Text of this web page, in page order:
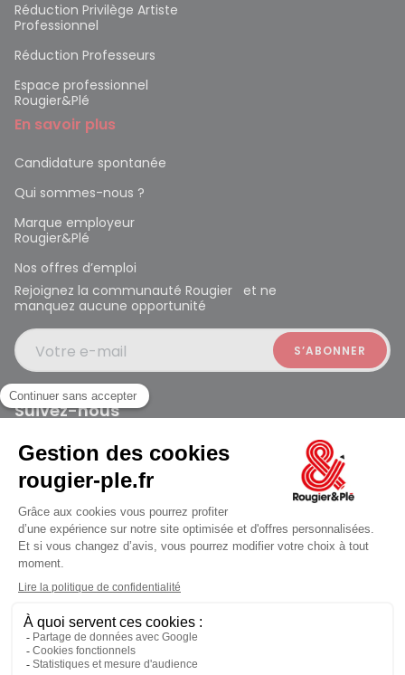
ouvert à 10:00
Réduction Privilège Artiste
Professionnel
Réduction Professeurs
Espace professionnel
Rougier&Plé
En savoir plus
Candidature spontanée
Qui sommes-nous ?
Marque employeur
Rougier&Plé
Nos offres d’emploi
Rejoignez la communauté Rougier et ne
manquez aucune opportunité
Votre e-mail
Suivez-nous
Rougier et Plé 2024 Copyright
Mentions légales
Conditions générales des ventes
Données personnelles